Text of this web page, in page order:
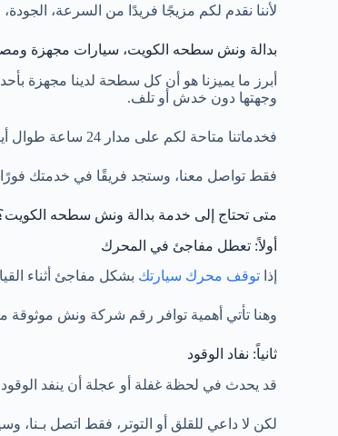
لأننا نقدم لكم مزيجًا فريدًا من السرعة،
بدالة ونش سطحه الكويت، سيارات مجهزة
أبرز ما يميزنا هو أن كل سطحة لدينا مجهزة
وجهتها دون خدش أو تلف.
فخدماتنا متاحة لكم على مدار 24 ساعة طوال أيام الأسبوع، حيث أننا لا نغلق أبوابنا أبدًا، لأننا نعلم أن الأعطال لا تنتظر.
فقط تواصل معنا، وستجد فريقًا في خدمتك
متى تحتاج إلى خدمة بدالة ونش سطحه
أولاً: تعطل مفاجئ في المحرك
إذاتوقف محرك سيارتك بشكل مفاجئ أثناء
وهنا تأتي أهمية توافر رقم شركة ونش موثوقة
ثانياً: نفاد الوقود
قد يحدث في لحظة غفلة أو عجلة أن ينفد
لكن لا داعي للقلق أو التوتر، فقط اتصل